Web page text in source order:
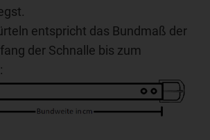
entspricht das Bundmaß der
der Schnalle bis zum